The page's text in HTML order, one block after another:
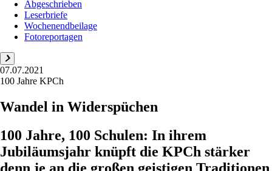
Abgeschrieben
Leserbriefe
Wochenendbeilage
Fotoreportagen
07.07.2021
100 Jahre KPCh
Wandel in Widerspüchen
100 Jahre, 100 Schulen: In ihrem
Jubiläumsjahr knüpft die KPCh stärker